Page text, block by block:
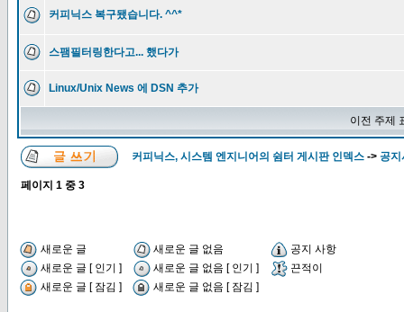
커피닉스 복구됐습니다. ^^*
스팸필터링한다고... 했다가
Linux/Unix News 에 DSN 추가
이전 주제
커피닉스, 시스템 엔지니어의 쉼터 게시판 인덱스 -> 공지
페이지 1 중 3
새로운 글 새로운 글 없음
공지 사항
새로운 글 [ 인기 ]
새로운 글 없음 [ 인기 ]
끈적이
새로운 글 [ 잠김 ]
새로운 글 없음 [ 잠김 ]